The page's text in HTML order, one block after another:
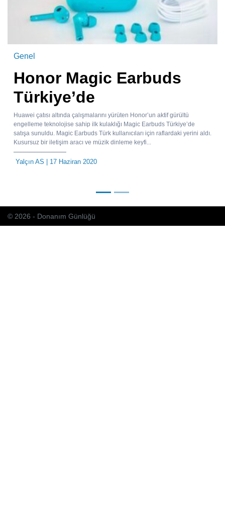
Genel
Honor Magic Earbuds
Türkiye’de
Huawei çatısı altında çalışmalarını yürüten Honor’un aktif gürültü
engelleme teknolojise sahip ilk kulaklığı Magic Earbuds Türkiye’de
satışa sunuldu. Magic Earbuds Türk kullanıcıları için raflardaki yerini aldı.
Kusursuz bir iletişim aracı ve müzik dinleme keyfi...
Yalçın AS | 17 Haziran 2020
© 2026 - Donanım Günlüğü